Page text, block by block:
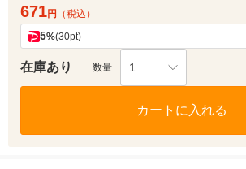
671円 （税込）
5%(30pt)
在庫あり 数量 1
カートに入れる